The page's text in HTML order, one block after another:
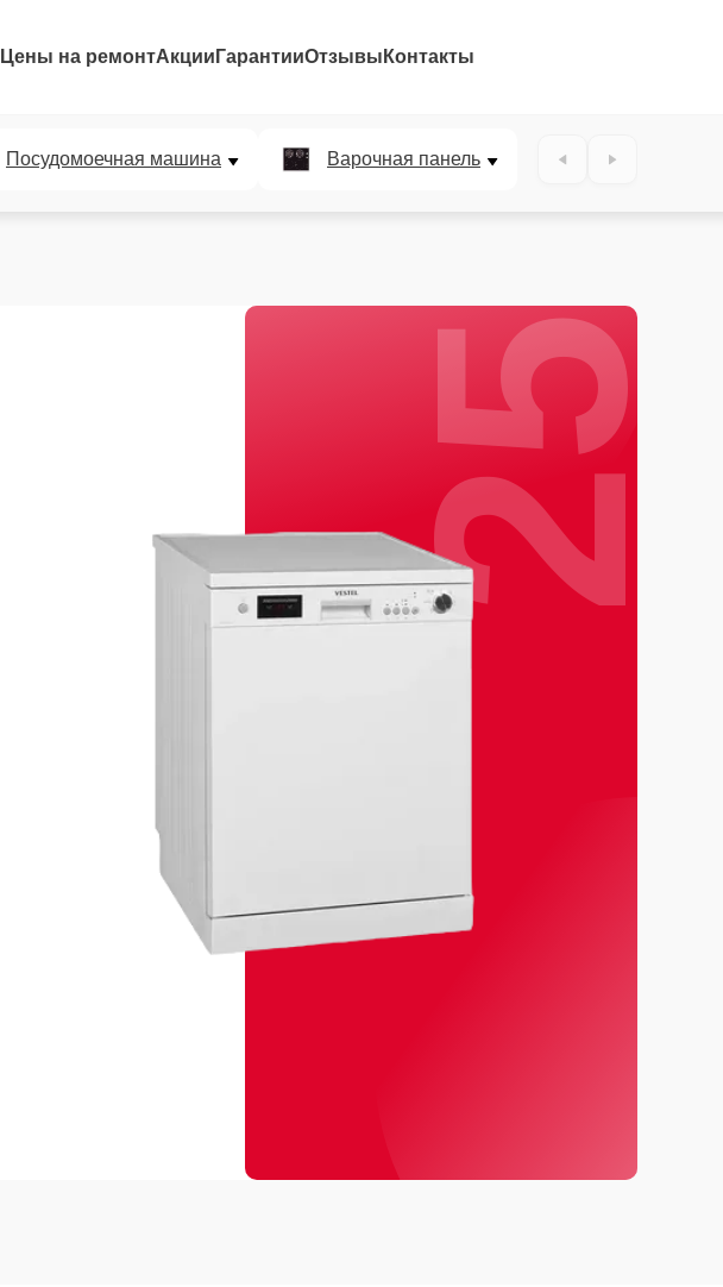
Цены на ремонтАкции ГарантииОтзывы Контакты
Посудомоечная машина Варочная панель
25%